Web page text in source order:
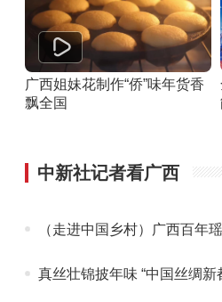
广西姐妹花制作“侨”味年货香
飘全国
中新社记者看广西
（走进中国乡村）广西百年
真丝壮锦披年味 “中国丝绸